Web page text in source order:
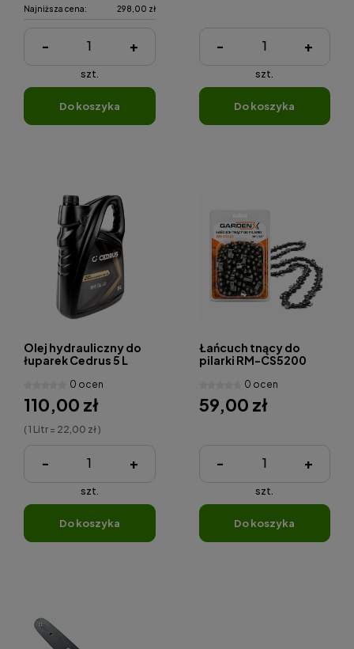
Najniższa cena: 298,00 zł
- +
szt.
do koszyka
- +
szt.
do koszyka
Olej hydrauliczny do
łuparek Cedrus 5 L
0 ocen
110,00 zł
( 1 Litr = 22,00 zł )
- +
szt.
do koszyka
Łańcuch tnący do
pilarki RM-CS5200
0 ocen
59,00 zł
- +
szt.
do koszyka